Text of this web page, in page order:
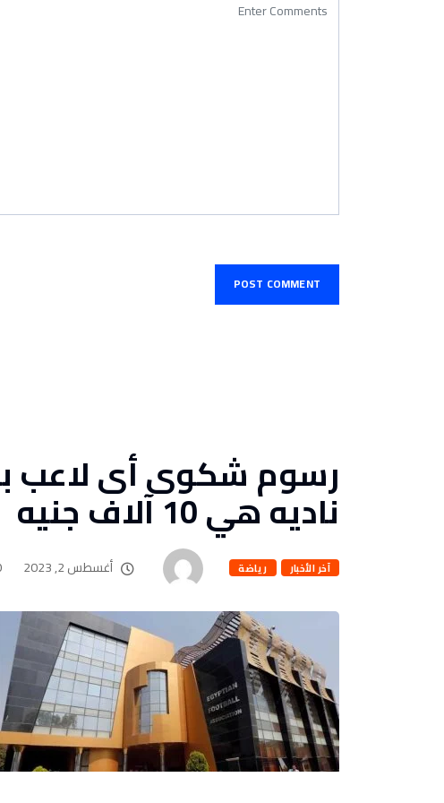
ناديه هي 10 آلاف جنيه
آخر الأخبار رياضة أغسطس 2, 2023